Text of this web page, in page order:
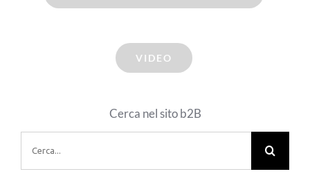
VIDEO
Cerca nel sito b2B
per: